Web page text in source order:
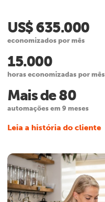
US$ 635.000
economizados por mês
15.000
horas economizadas por mês
Mais de 80
automações em 9 meses
Leia a história do cliente